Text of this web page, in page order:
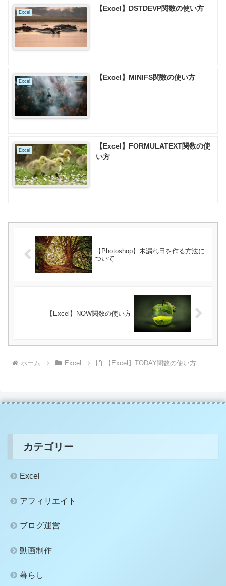
Excel 【Excel】DSTDEVP関数の使い方
Excel 【Excel】MINIFS関数の使い方
Excel
【Excel】FORMULATEXT関数の使
い方
【Photoshop】木漏れ日を作る方法に
ついて
【Excel】NOW関数の使い方
ホーム Excel 【Excel】TODAY関数の使い方
カテゴリー
Excel
アフィリエイト
ブログ運営
動画制作
暮らし